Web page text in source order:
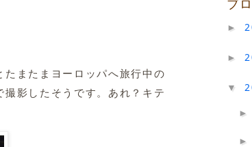
たまたまヨーロッパへ旅行中の
影したそうです。あれ？キテ
ブ
►
►
▼
►
►